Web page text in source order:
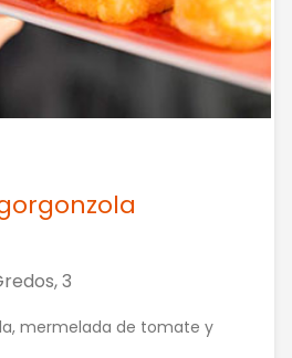
3
mermelada de tomate y